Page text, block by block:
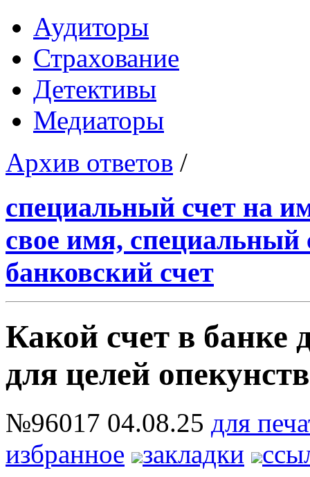
Аудиторы
Страхование
Детективы
Медиаторы
Архив ответов /
специальный счет на
свое имя, специальный
банковский счет
Какой счет в банке
для целей
№96017 04.08.25 для
избранное
закладки